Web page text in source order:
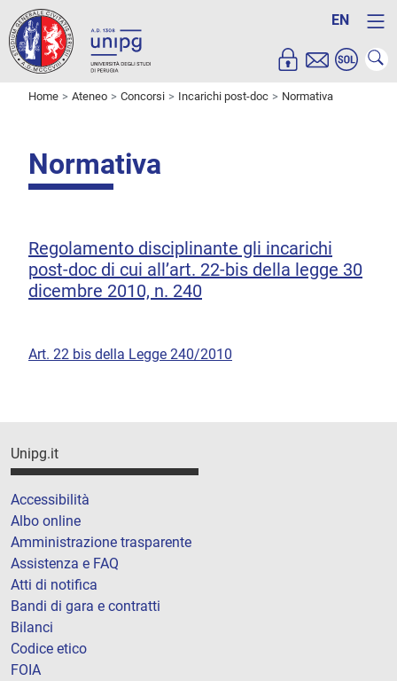
EN
Home Ateneo Concorsi Incarichi post-doc Normativa
Normativa
Regolamento disciplinante gli incarichi
post-doc di cui all’art. 22-bis della legge 30
dicembre 2010, n. 240
Art. 22 bis della Legge 240/2010
Unipg.it
Accessibilità
Albo online
Amministrazione trasparente
Assistenza e FAQ
Atti di notifica
Bandi di gara e contratti
Bilanci
Codice etico
FOIA